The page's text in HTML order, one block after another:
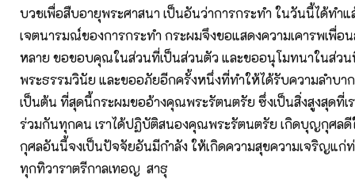
บวชเพื่อสืบอายุพระศาสนา เป็นอันว่าการกระทำ ในวันนี้ได้ทำแ
เจตนารมณ์ของการกระทำ กระผมจึงขอแสดงความเคารพเพื่อ
หลาย ขอขอบคุณในส่วนที่เป็นส่วนตัว และขออนุโมทนาในส่วน
พระธรรมวินัย และขออภัยอีกครั้งหนึ่งที่ทำให้ได้รับความลำบา
เป็นต้น ที่สุดนี้กระผมขออ้างคุณพระรัตนตรัย ซึ่งเป็นสิ่งสูงสุดที่เ
ร่วมกันทุกคน เราได้ปฏิบัติสนองคุณพระรัตนตรัย เกิดบุญกุศลดี
กุศลอันนี้จงเป็นปัจจัยอันมีกำลัง ให้เกิดความสุขความเจริญแก่
ทุกทิวาราตรีกาลเทอญ สาธุ